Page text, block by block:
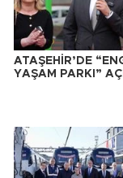
ATAŞEHİR’DE
YAŞAM PARKI”